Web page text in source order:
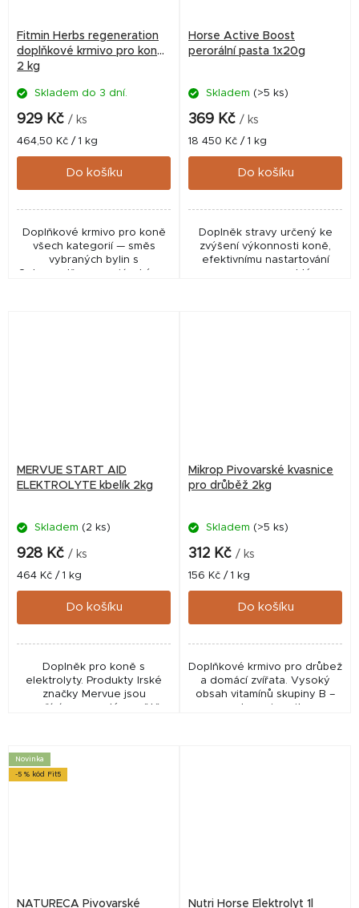
Fitmin Herbs regeneration
doplňkové krmivo pro koně
2 kg
Skladem do 3 dní.
929 Kč / ks
Měrná
cena:
464,50 Kč / 1 kg
Do košíku
Doplňkové krmivo pro koně
všech kategorií — směs
vybraných bylin s
Horse Active Boost
perorální pasta 1x20g
Skladem (>5 ks)
369 Kč / ks
Měrná
cena:
18 450 Kč / 1 kg
Do košíku
Doplněk stravy určený ke
zvýšení výkonnosti koně,
efektivnímu nastartování
MERVUE START AID
ELEKTROLYTE kbelík 2kg
Skladem (2 ks)
928 Kč / ks
Měrná
cena:
464 Kč / 1 kg
Do košíku
Doplněk pro koně s
elektrolyty. Produkty Irské
značky Mervue jsou
používány, po celém světě,
Mikrop Pivovarské kvasnice
pro drůběž 2kg
Skladem (>5 ks)
312 Kč / ks
Měrná
cena:
156 Kč / 1 kg
Do košíku
Doplňkové krmivo pro drůbež
a domácí zvířata. Vysoký
obsah vitamínů skupiny B –
podpora imunity,
Novinka
-5 % kód Fit5
NATURECA Pivovarské Nutri Horse Elektrolyt 1l